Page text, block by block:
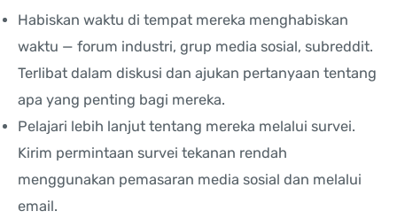
Habiskan waktu di tempat mereka menghabiskan
waktu — forum industri, grup media sosial, subreddit.
Terlibat dalam diskusi dan ajukan pertanyaan tentang
apa yang penting bagi mereka.
Pelajari lebih lanjut tentang mereka melalui survei.
Kirim permintaan survei tekanan rendah
menggunakan pemasaran media sosial dan melalui
email.